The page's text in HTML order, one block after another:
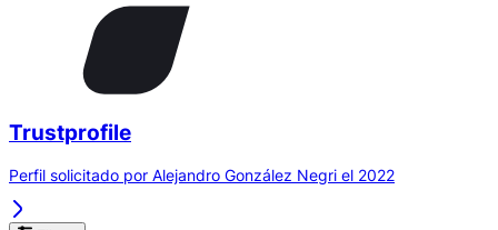
Trustprofile
Perfil solicitado por Alejandro González Negri el 2022